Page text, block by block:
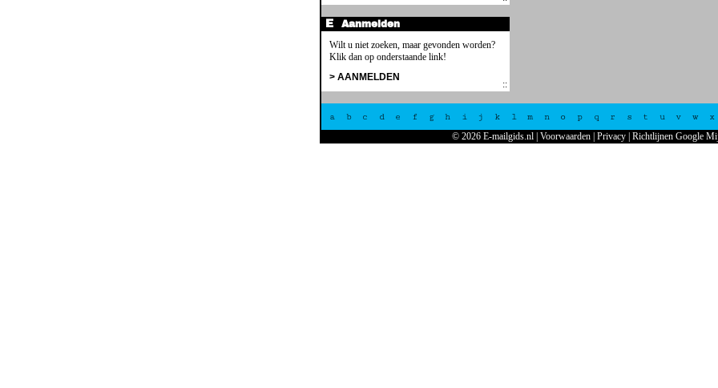
Aanmelden
Wilt u niet zoeken, maar gevonden worden?
Klik dan op onderstaande link!
> AANMELDEN
a b c d e f g h i j k l m n o p q r s t u v w x
© 2026 E-mailgids.nl Voorwaarden Privacy Richtlijnen Google